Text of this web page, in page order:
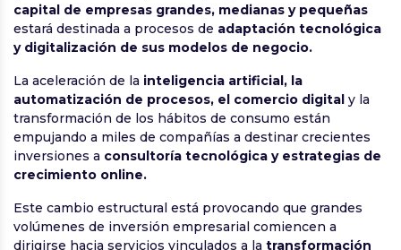
capital de empresas grandes, medianas y pequeñas
estará destinada a procesos de adaptación tecnológica
y digitalización de sus modelos de negocio.
La aceleración de la inteligencia artificial, la
automatización de procesos, el comercio digital y la
transformación de los hábitos de consumo están
empujando a miles de compañías a destinar crecientes
inversiones a consultoría tecnológica y estrategias de
crecimiento online.
Este cambio estructural está provocando que grandes
volúmenes de inversión empresarial comiencen a
dirigirse hacia servicios vinculados a la transformación